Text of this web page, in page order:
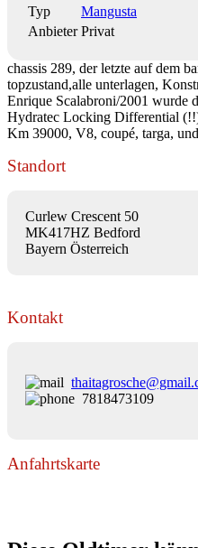
Typ
Mangusta
Anbieter Privat
chassis 289, der letzte auf dem
topzustand,alle unterlagen,
Enrique Scalabroni/2001 wurde
Hydratec Locking Differential
Km 39000, V8, coupé, targa,
Standort
Curlew Crescent 50
MK417HZ Bedford
Bayern Österreich
Kontakt
7818473109
Anfahrtskarte